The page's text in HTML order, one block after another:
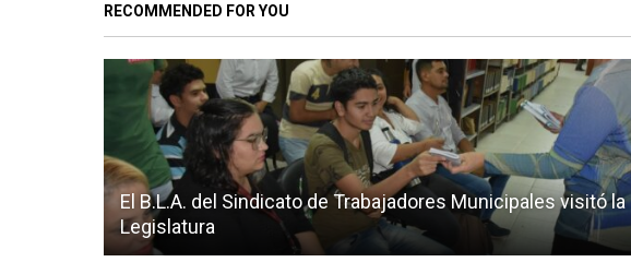
RECOMMENDED FOR YOU
El B.L.A. del Sindicato de Trabajadores Municipales visitó la
Legislatura